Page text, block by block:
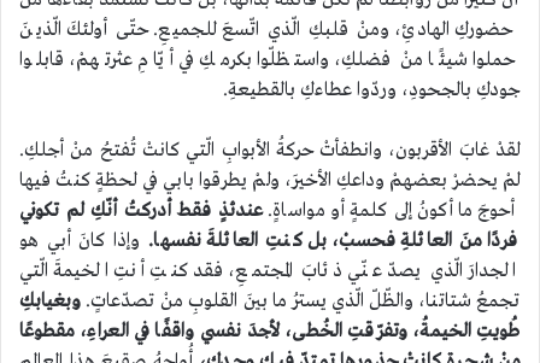
حضوركِ الهادئِ، ومنْ قلبكِ الّذي اتّسعَ للجميعِ. حتّى أولئكَ الّذينَ
حملوا شيئًا منْ فضلكِ، واستظلّوا بكرمكِ في أيّامِ عثرتهمْ، قابلوا
جودكِ بالجحودِ، وردّوا عطاءكِ بالقطيعةِ.
لقدْ غابَ الأقربون، وانطفأتْ حركةُ الأبوابِ الّتي كانتْ تُفتحُ منْ أجلكِ.
لمْ يحضرْ بعضهمْ وداعكِ الأخيرَ، ولمْ يطرقوا بابي في لحظةٍ كنتُ فيها
أحوجَ ما أكونُ إلى كلمةٍ أو مواساةٍ.عندئذٍ فقط أدركتُ أنّكِ لم تكوني
فردًا منَ العائلةِ فحسبْ، بل كنتِ العائلةَ نفسها. وإذا كانَ أبي هو
الجدارَ الّذي يصدّ عنّي ذئابَ المجتمعِ، فقد كنتِ أنتِ الخيمةَ الّتي
تجمعُ شتاتنا، والظّلّ الّذي يسترُ ما بينَ القلوبِ منْ تصدّعاتٍ. وبغيابكِ
طُويتِ الخيمةُ، وتفرّقتِ الخُطى، لأجدَ نفسي واقفًا في العراءِ، مقطوعًا